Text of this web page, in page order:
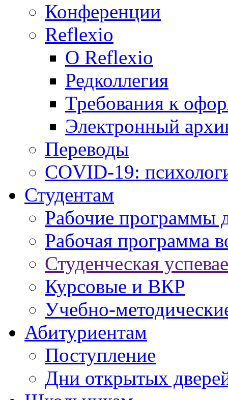
Конференции
Reflexio
О Reflexio
Редколлегия
Требования к
Электронный
Переводы
COVID-19:
Студентам
Рабочие программы
Рабочая программа
Студенческая
Курсовые и ВКР
Учебно-
Абитуриентам
Поступление
Дни открытых